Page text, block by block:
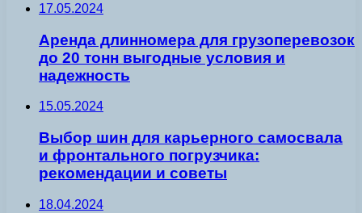
17.05.2024
Аренда длинномера для грузоперевозок
до 20 тонн выгодные условия и
надежность
15.05.2024
Выбор шин для карьерного самосвала
и фронтального погрузчика:
рекомендации и советы
18.04.2024